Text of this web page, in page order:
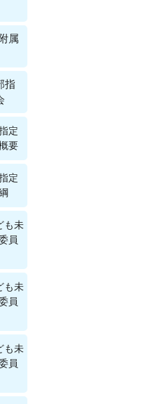
属
指
定
要
定
も未
員
も未
員
も未
員